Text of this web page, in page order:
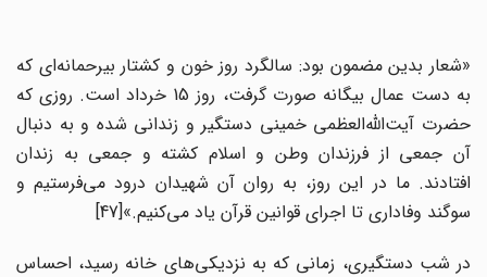
«شعار بدین مضمون بود: سالگرد روز خون و کشتار بیرحمانه‌ای که
به دست عمال بیگانه صورت گرفت، روز 15 خرداد است. روزی که
حضرت آیت‌الله‌العظمی خمینی دستگیر و زندانی شده و به دنبال
آن جمعی از فرزندان وطن و اسلام کشته و جمعی به زندان
افتادند. ما در این روز، به روان آن شهیدان درود می‌فرستیم و
سوگند وفاداری تا اجرای قوانین قرآن یاد می‌کنیم.»[47]
در شب دستگیری، زمانی که به نزدیکی‌های خانه رسید، احساس